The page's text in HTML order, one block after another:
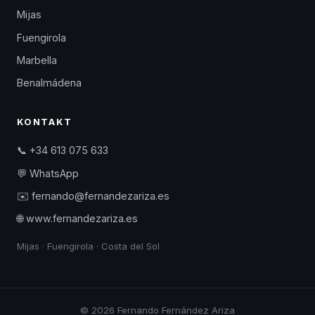
Mijas
Fuengirola
Marbella
Benalmádena
KONTAKT
📞 +34 613 075 633
💬 WhatsApp
✉️ fernando@fernandezariza.es
🌐 www.fernandezariza.es
Mijas · Fuengirola · Costa del Sol
© 2026 Fernando Fernández Ariza